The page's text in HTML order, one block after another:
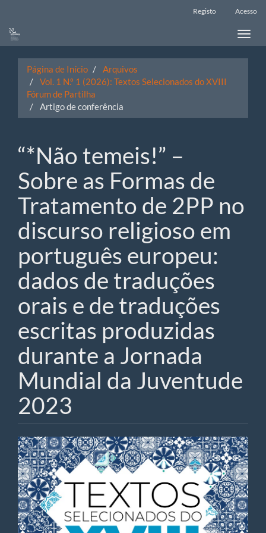
Registo Acesso
Toggle
Página de Início
Arquivos
Vol. 1 N.º 1 (2026): Textos Selecionados do XVIII
Fórum de Partilha
Artigo de conferência
“*Não temeis!” –
Sobre as Formas de
Tratamento de 2PP no
discurso religioso em
português europeu:
dados de traduções
orais e de traduções
escritas produzidas
durante a Jornada
Mundial da Juventude
2023
Article
Sidebar